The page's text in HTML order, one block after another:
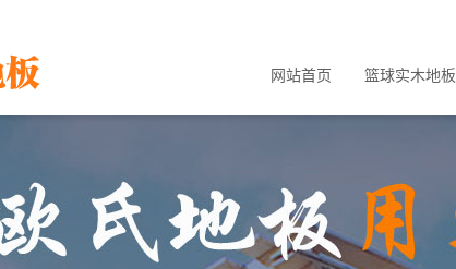
网站首页 篮球实木地板